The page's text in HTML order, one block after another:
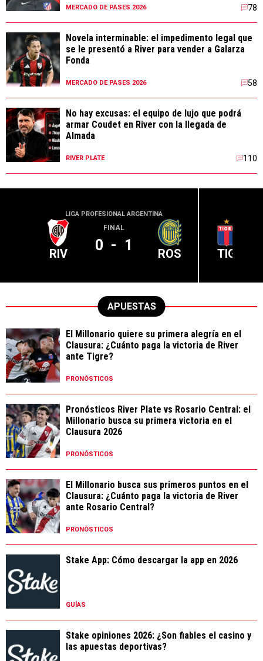
MERCADO DE PASES 2026 78
Novela interminable: el impedimento legal que
se le presentó a River para vender a Galarza
Fonda
MERCADO DE PASES 2026 58
No hay excusas: el equipo de lujo que podrá
armar Coudet en River con la llegada de
Almada
RIVER PLATE 110
LIGA PROFESIONAL ARGENTINA
RIV
FINAL
0 - 1 ROS TIG
APUESTAS
El Millonario quiere su primera alegría en el
Clausura: ¿Cuánto paga la victoria de River
ante Tigre?
PRONÓSTICOS
Pronósticos River Plate vs Rosario Central: el
Millonario busca su primera victoria en el
Clausura 2026
PRONÓSTICOS
El Millonario busca sus primeros puntos en el
Clausura: ¿Cuánto paga la victoria de River
ante Rosario Central?
PRONÓSTICOS
Stake App: Cómo descargar la app en 2026
GUÍAS
Stake opiniones 2026: ¿Son fiables el casino y
las apuestas deportivas?